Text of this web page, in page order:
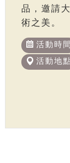
品，邀請
術之美。
活動時間
活動地